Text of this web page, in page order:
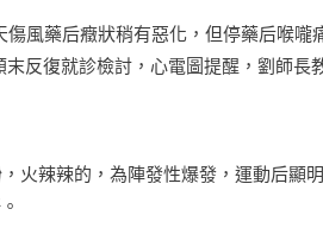
風藥后癥狀稍有惡化，但停藥后喉嚨
反復就診檢討，心電圖提醒，劉師長
火辣辣的，為陣發性爆發，運動后顯